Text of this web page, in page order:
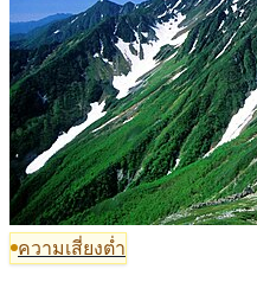
ความเสี่ยงต่ำ